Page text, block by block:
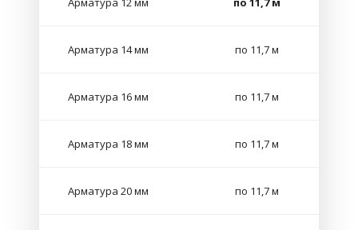
Арматура 14 мм по 11,7 м
Арматура 16 мм по 11,7 м
Арматура 18 мм по 11,7 м
Арматура 20 мм по 11,7 м